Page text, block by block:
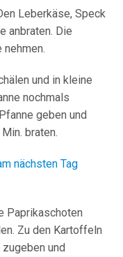
Leberkäse, Speck
anbraten. Die
und in kleine
nochmals
geben und
braten.
nächsten Tag
Paprikaschoten
Zu den Kartoffeln
und